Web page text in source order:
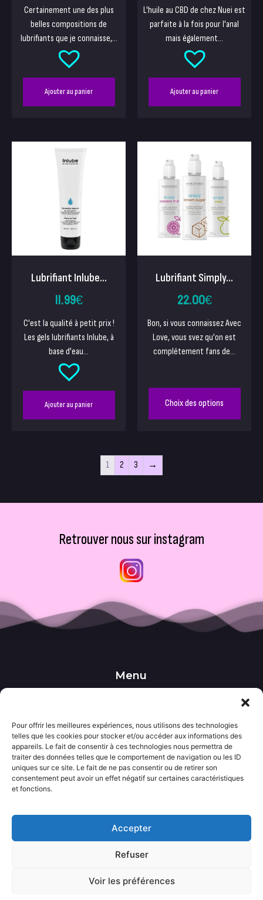
Pour offrir les meilleures expériences, nous utilisons des technologies
telles que les cookies pour stocker et/ou accéder aux informations des
appareils. Le fait de consentir à ces technologies nous permettra de
traiter des données telles que le comportement de navigation ou les ID
uniques sur ce site. Le fait de ne pas consentir ou de retirer son
consentement peut avoir un effet négatif sur certaines caractéristiques
et fonctions.
Accepter
Refuser
Voir les préférences
Certainement une des plus
belles compositions de
lubrifiants que je connaisse,...
Ajouter au panier
L'huile au CBD de chez Nuei est
parfaite à la fois pour l'anal
mais également...
Ajouter au panier
Lubrifiant Inlube...
11.99€
C'est la qualité à petit prix !
Les gels lubrifiants Inlube, à
base d'eau...
Ajouter au panier
Lubrifiant Simply...
22.00€
Bon, si vous connaissez Avec
Love, vous svez qu'on est
complétement fans de...
Choix des options
1 2 3 →
Retrouver nous sur instagram
Menu
••• Accueil
••• Wishlist
••• Actualités
Informations
Contact
••• Nous contacter